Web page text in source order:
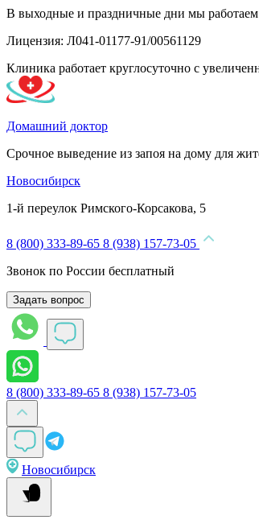
В выходные и праздничные дни мы
Лицензия: Л041-01177-91/00561129
Клиника работает круглосуточно с
Домашний доктор
Срочное выведение из запоя на дому для
Новосибирск
1-й переулок Римского-Корсакова, 5
8 (800) 333-89-65 8 (938) 157-73-05
Звонок по России бесплатный
Задать вопрос
8 (800) 333-89-65 8 (938) 157-73-05
Новосибирск